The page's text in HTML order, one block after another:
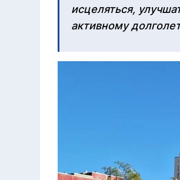
исцеляться,
активному